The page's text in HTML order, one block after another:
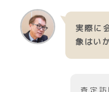
実際に
象はい